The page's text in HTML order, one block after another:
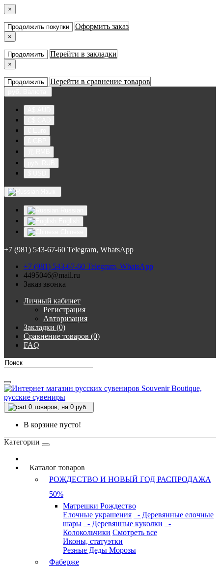
×
Продолжить покупки Оформить заказ
×
Продолжить Перейти в закладки
×
Продолжить Перейти в сравнение товаров
+7 (981) 543-67-60 Telegram, WhatsApp
+7 (981) 543-67-60 Telegram, WhatsApp
4495046@mail.ru
Заказ звонка
Личный кабинет
Регистрация
Авторизация
Закладки (0)
Сравнение товаров (0)
FAQ
0 товаров, на 0 руб.
В корзине пусто!
Категории
Каталог товаров
РОЖДЕСТВО И НОВЫЙ ГОД РАСПРОДАЖА
50%
Матрешки Рождество
Елочные украшения
- Деревянные елочные
шары
- Деревянные куколки
-
Колокольчики Смотреть все
Иконы, статуэтки
Резные Деды Морозы
Фаберже